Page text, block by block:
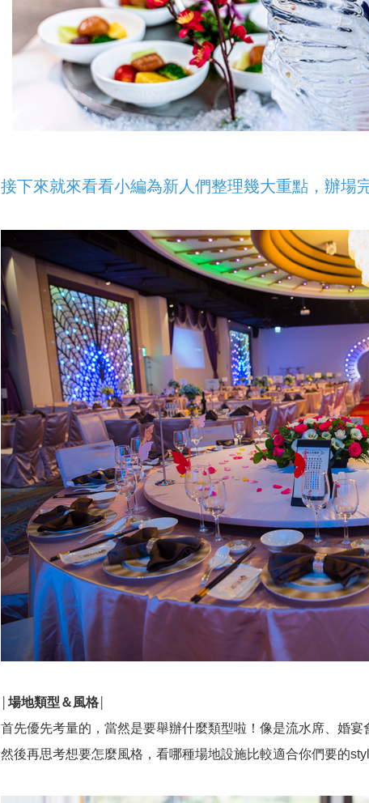
接下來就來看看小編為新人們整理幾大重點，辦場
場地類型＆風格│
首先優先考量的，當然是要舉辦什麼類型啦！像是流水席、婚宴
然後再思考想要怎麼風格，看哪種場地設施比較適合你們要的